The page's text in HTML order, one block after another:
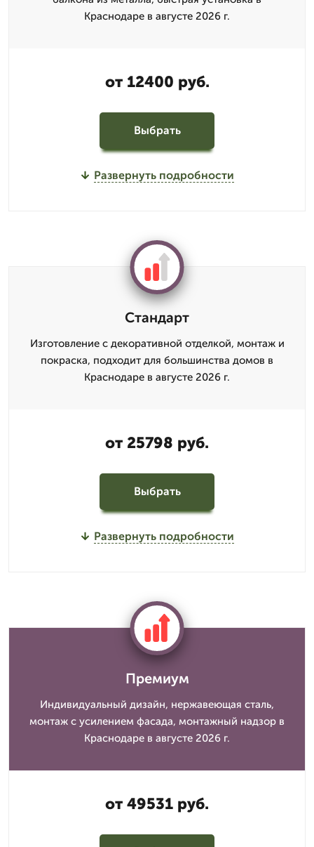
Краснодаре в августе 2026 г.
от 12400 руб.
Выбрать
Развернуть подробности
Стандарт
Изготовление с декоративной отделкой, монтаж и
покраска, подходит для большинства домов в
Краснодаре в августе 2026 г.
от 25798 руб.
Выбрать
Развернуть подробности
Премиум
Индивидуальный дизайн, нержавеющая сталь,
монтаж с усилением фасада, монтажный надзор в
Краснодаре в августе 2026 г.
от 49531 руб.